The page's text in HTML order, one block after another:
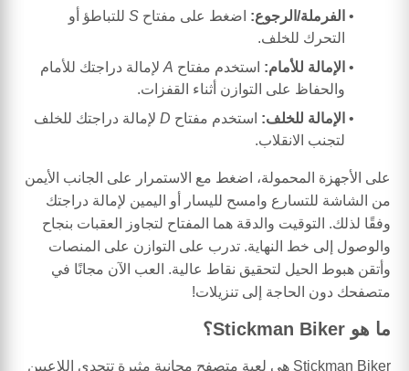
الفرملة/الرجوع: اضغط على مفتاح S للتباطؤ أو
التحرك للخلف.
الإمالة للأمام: استخدم مفتاح A لإمالة دراجتك للأمام
والحفاظ على التوازن أثناء القفزات.
الإمالة للخلف: استخدم مفتاح D لإمالة دراجتك للخلف
لتجنب الانقلاب.
على الأجهزة المحمولة، اضغط مع الاستمرار على الجانب الأيمن
من الشاشة للتسارع وامسح لليسار أو اليمين لإمالة دراجتك
وفقًا لذلك. التوقيت والدقة هما المفتاح لتجاوز العقبات بنجاح
والوصول إلى خط النهاية. تدرب على التوازن على المنصات
وأتقن هبوط الحيل لتحقيق نقاط عالية. العب الآن مجانًا في
متصفحك دون الحاجة إلى تنزيلات!
ما هو Stickman Biker؟
Stickman Biker هي لعبة متصفح مجانية مثيرة تتحدى اللاعبين